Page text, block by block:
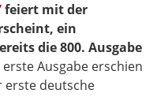
feiert mit der
ein
die 800. Ausgabe
erste Ausgabe erschien
erste deutsche